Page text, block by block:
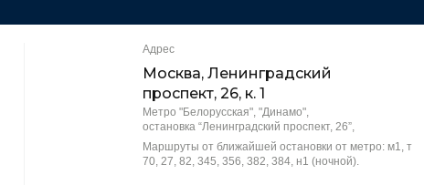
Адрес
Москва, Ленинградский
проспект, 26, к. 1
Метро "Белорусская", "Динамо",
остановка “Ленинградский проспект, 26”,
Маршруты от ближайшей остановки от метро: м1, т
70, 27, 82, 345, 356, 382, 384, н1 (ночной).